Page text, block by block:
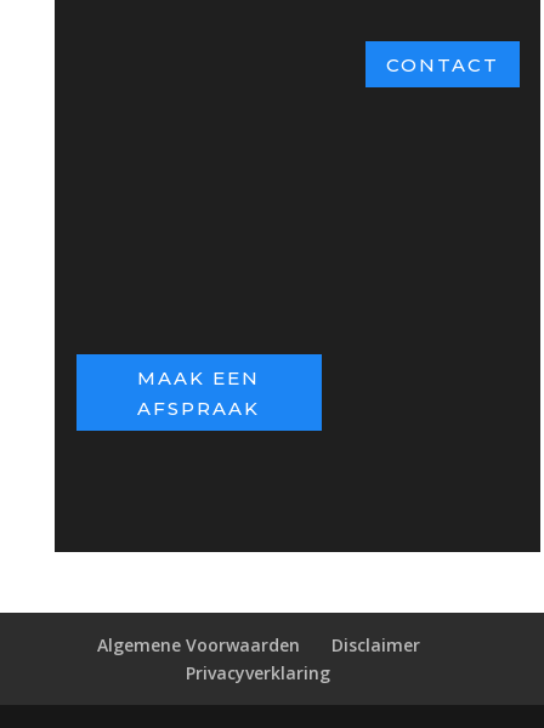
MAAK EEN
AFSPRAAK
CONTACT
Algemene Voorwaarden
Disclaimer
Privacyverklaring